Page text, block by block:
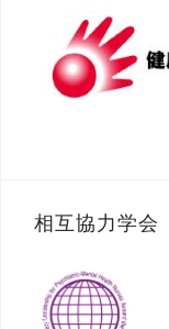
相互協力学会